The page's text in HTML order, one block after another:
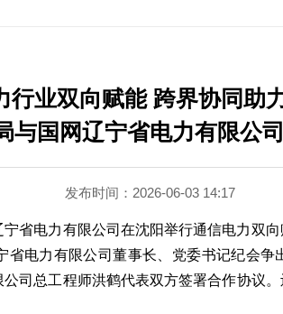
行业双向赋能 跨界协同助
与国网辽宁省电力有限公
发布时间：2026-06-03 14:17
省电力有限公司在沈阳举行通信电力双
省电力有限公司董事长、党委书记纪会
司总工程师洪鹤代表双方签署合作协议。